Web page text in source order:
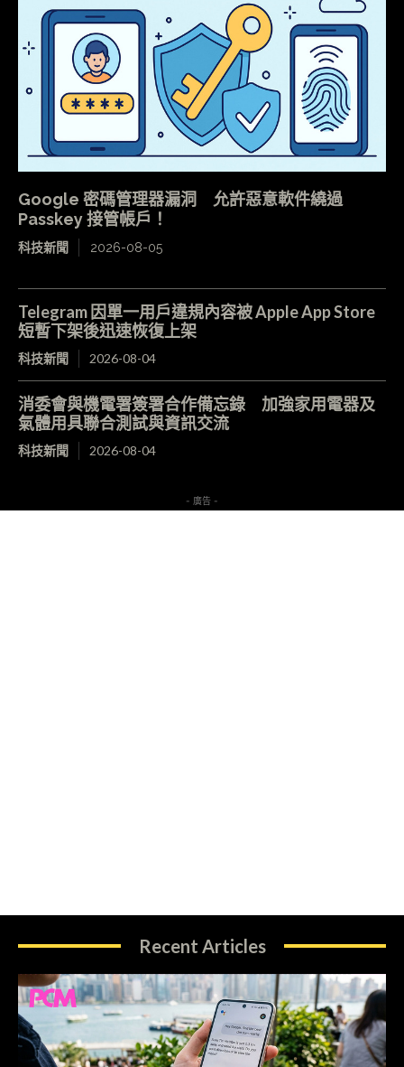
Google 密碼管理器漏洞 允許惡意軟件繞過
Passkey 接管帳戶！
科技新聞 2026-08-05
Telegram 因單一用戶違規內容被 Apple App Store
短暫下架後迅速恢復上架
科技新聞 2026-08-04
消委會與機電署簽署合作備忘錄 加強家用電器及
氣體用具聯合測試與資訊交流
科技新聞 2026-08-04
- 廣告 -
Recent Articles